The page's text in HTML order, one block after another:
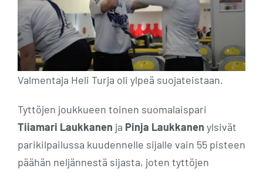
Valmentaja Heli Turja oli ylpeä suojateistaan.
Tyttöjen joukkueen toinen suomalaispari
Tiiamari Laukkanen ja Pinja Laukkanen ylsivät
parikilpailussa kuudennelle sijalle vain 55 pisteen
päähän neljännestä sijasta, joten tyttöjen